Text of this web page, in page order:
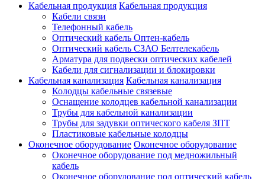
Кабельная продукция Кабельная продукция
Кабели связи
Телефонный кабель
Оптический кабель Оптен-кабель
Оптический кабель СЗАО Белтелекабель
Арматура для подвески оптических кабелей
Кабели для сигнализации и блокировки
Кабельная канализация Кабельная канализация
Колодцы кабельные связевые
Оснащение колодцев кабельной канализации
Трубы для кабельной канализации
Трубы для задувки оптического кабеля ЗПТ
Пластиковые кабельные колодцы
Оконечное оборудование Оконечное оборудование
Оконечное оборудование под медножильный
кабель
Оконечное оборудование под оптический кабель